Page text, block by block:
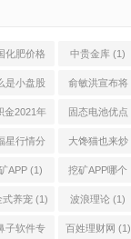
化肥价格
网(1)
中贵金库 (1)
是小盘股
(2)
俞敏洪宣布将
退休(1)
金2021年
允许提取
固态电池优点
(1)
星行情分
系统(1)
大馋猫也来炒
股票(1)
APP(1) 挖矿APP哪个
靠谱(1)
式养宠(1) 波浪理论 (1)
子软件专 百姓理财网 (1)